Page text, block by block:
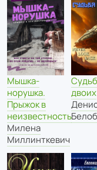
Мышка-
норушка.
Прыжок в
неизвестность
Милена
Миллинткевич
двоих